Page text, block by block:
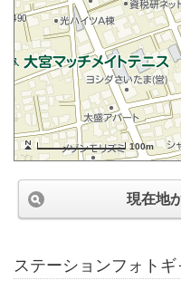
100m
現在地
ステーションフォトギ